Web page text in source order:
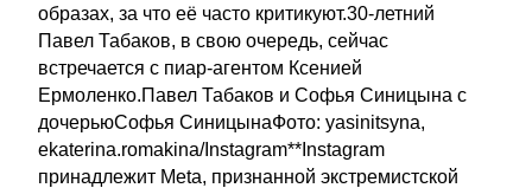
образах, за что её часто критикуют.30-летний
Павел Табаков, в свою очередь, сейчас
встречается с пиар-агентом Ксенией
Ермоленко.Павел Табаков и Софья Синицына с
дочерьюСофья СиницынаФото: yasinitsyna,
ekaterina.romakina/Instagram**Instagram
принадлежит Meta, признанной экстремистской